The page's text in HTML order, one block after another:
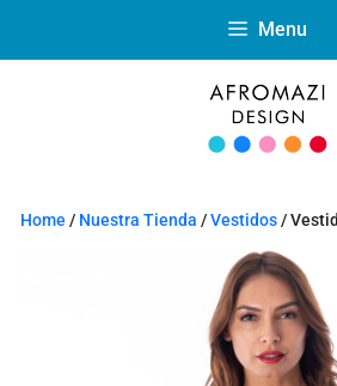
Menu
Home / Nuestra Tienda /Vestidos/